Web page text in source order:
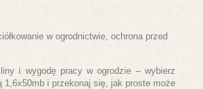
w ogrodnictwie, ochrona przed
i wygodę pracy w ogrodzie – wybierz
1,6x50mb i przekonaj się, jak proste może